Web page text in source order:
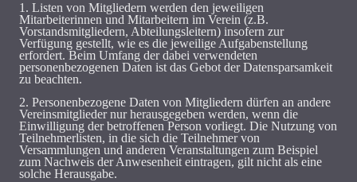
1. Listen von Mitgliedern werden den jeweiligen
Mitarbeiterinnen und Mitarbeitern im Verein (z.B.
Vorstandsmitgliedern, Abteilungsleitern) insofern zur
Verfügung gestellt, wie es die jeweilige Aufgabenstellung
erfordert. Beim Umfang der dabei verwendeten
personenbezogenen Daten ist das Gebot der Datensparsamkeit
zu beachten.
2. Personenbezogene Daten von Mitgliedern dürfen an andere
Vereinsmitglieder nur herausgegeben werden, wenn die
Einwilligung der betroffenen Person vorliegt. Die Nutzung von
Teilnehmerlisten, in die sich die Teilnehmer von
Versammlungen und anderen Veranstaltungen zum Beispiel
zum Nachweis der Anwesenheit eintragen, gilt nicht als eine
solche Herausgabe.